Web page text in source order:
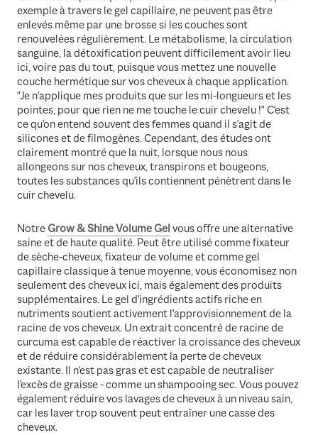
exemple à travers le gel capillaire, ne peuvent pas être
enlevés même par une brosse si les couches sont
renouvelées régulièrement. Le métabolisme, la circulation
sanguine, la détoxification peuvent difficilement avoir lieu
ici, voire pas du tout, puisque vous mettez une nouvelle
couche hermétique sur vos cheveux à chaque application.
"Je n'applique mes produits que sur les mi-longueurs et les
pointes, pour que rien ne me touche le cuir chevelu !" C'est
ce qu'on entend souvent des femmes quand il s'agit de
silicones et de filmogènes. Cependant, des études ont
clairement montré que la nuit, lorsque nous nous
allongeons sur nos cheveux, transpirons et bougeons,
toutes les substances qu'ils contiennent pénètrent dans le
cuir chevelu.
Notre Grow & Shine Volume Gel vous offre une alternative
saine et de haute qualité. Peut être utilisé comme fixateur
de sèche-cheveux, fixateur de volume et comme gel
capillaire classique à tenue moyenne, vous économisez non
seulement des cheveux ici, mais également des produits
supplémentaires. Le gel d'ingrédients actifs riche en
nutriments soutient activement l'approvisionnement de la
racine de vos cheveux. Un extrait concentré de racine de
curcuma est capable de réactiver la croissance des cheveux
et de réduire considérablement la perte de cheveux
existante. Il n'est pas gras et est capable de neutraliser
l'excès de graisse - comme un shampooing sec. Vous pouvez
également réduire vos lavages de cheveux à un niveau sain,
car les laver trop souvent peut entraîner une casse des
cheveux.